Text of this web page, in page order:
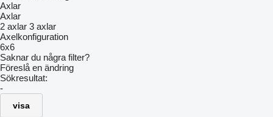
Axlar
Axlar
2 axlar 3 axlar
Axelkonfiguration
6x6
Saknar du några filter?
Föreslå en ändring
Sökresultat:
-
visa